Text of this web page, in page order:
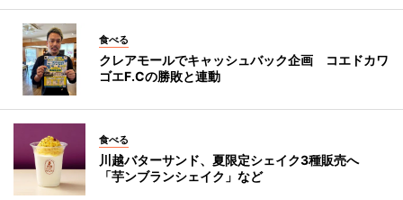
食べる
クレアモールでキャッシュバック企画 コエドカワ
ゴエF.Cの勝敗と連動
食べる
川越バターサンド、夏限定シェイク3種販売へ
「芋ンブランシェイク」など